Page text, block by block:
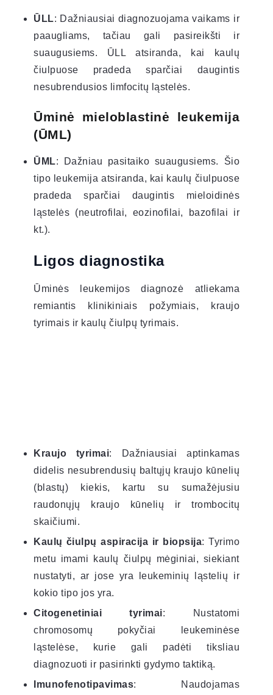
ŪLL: Dažniausiai diagnozuojama vaikams ir
paaugliams, tačiau gali pasireikšti ir
suaugusiems. ŪLL atsiranda, kai kaulų
čiulpuose pradeda sparčiai daugintis
nesubrendusios limfocitų ląstelės.
Ūminė mieloblastinė leukemija
(ŪML)
ŪML: Dažniau pasitaiko suaugusiems. Šio
tipo leukemija atsiranda, kai kaulų čiulpuose
pradeda sparčiai daugintis mieloidinės
ląstelės (neutrofilai, eozinofilai, bazofilai ir
kt.).
Ligos diagnostika
Ūminės leukemijos diagnozė atliekama
remiantis klinikiniais požymiais, kraujo
tyrimais ir kaulų čiulpų tyrimais.
Kraujo tyrimai: Dažniausiai aptinkamas
didelis nesubrendusių baltųjų kraujo kūnelių
(blastų) kiekis, kartu su sumažėjusiu
raudonųjų kraujo kūnelių ir trombocitų
skaičiumi.
Kaulų čiulpų aspiracija ir biopsija: Tyrimo
metu imami kaulų čiulpų mėginiai, siekiant
nustatyti, ar jose yra leukeminių ląstelių ir
kokio tipo jos yra.
Citogenetiniai tyrimai: Nustatomi
chromosomų pokyčiai leukeminėse
ląstelėse, kurie gali padėti tiksliau
diagnozuoti ir pasirinkti gydymo taktiką.
Imunofenotipavimas: Naudojamas